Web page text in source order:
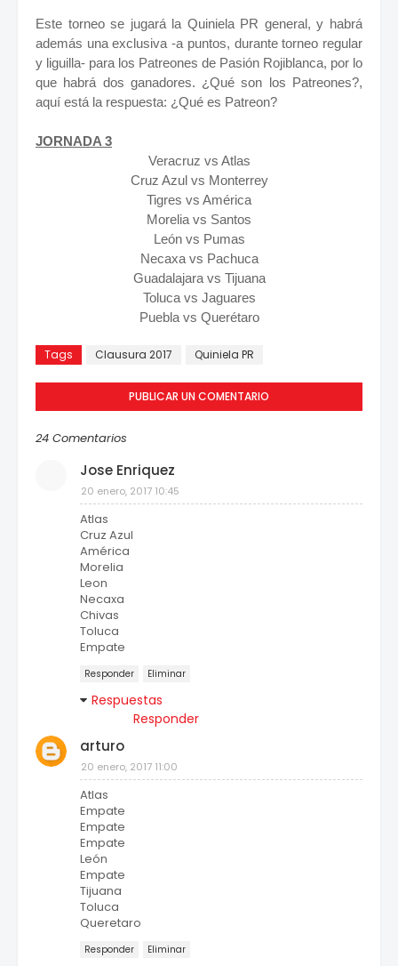
Este torneo se jugará la Quiniela PR general, y habrá
además una exclusiva -a puntos, durante torneo regular
y liguilla- para los Patreones de Pasión Rojiblanca, por lo
que habrá dos ganadores. ¿Qué son los Patreones?,
aquí está la respuesta: ¿Qué es Patreon?
JORNADA 3
Veracruz vs Atlas
Cruz Azul vs Monterrey
Tigres vs América
Morelia vs Santos
León vs Pumas
Necaxa vs Pachuca
Guadalajara vs Tijuana
Toluca vs Jaguares
Puebla vs Querétaro
Tags Clausura 2017 Quiniela PR
PUBLICAR UN COMENTARIO
24 Comentarios
Jose Enriquez
20 enero, 2017 10:45
Atlas
Cruz Azul
América
Morelia
Leon
Necaxa
Chivas
Toluca
Empate
Responder Eliminar
Respuestas
Responder
arturo
20 enero, 2017 11:00
Atlas
Empate
Empate
Empate
León
Empate
Tijuana
Toluca
Queretaro
Responder Eliminar